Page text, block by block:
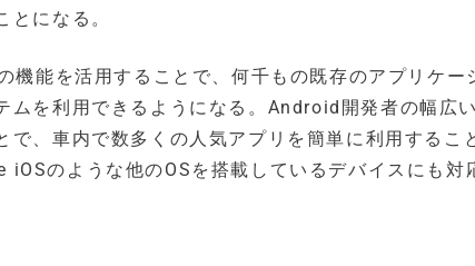
になる。
機能を活用することで、何千もの既存のアプリケー
ムを利用できるようになる。Android開発者の幅広
で、車内で数多くの人気アプリを簡単に利用するこ
のような他のOSを搭載しているデバイスにも対